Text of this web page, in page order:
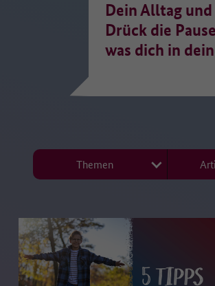
Dein Alltag und
Drück die
was dich in
Themen
•
•
•